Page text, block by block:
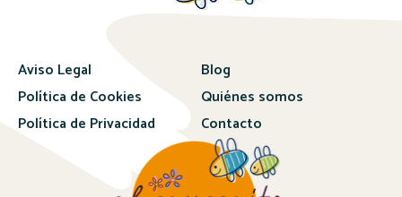
Aviso Legal
Política de Cookies
Política de Privacidad
Blog
Quiénes somos
Contacto